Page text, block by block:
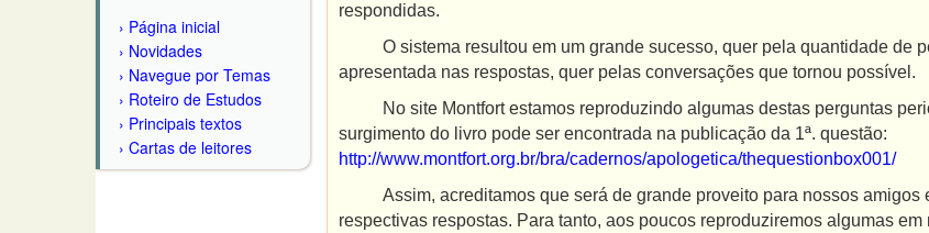
Página inicial
Novidades
Navegue por Temas
Roteiro de Estudos
Principais textos
Cartas de leitores
respondidas.
O sistema resultou em um grande sucesso, quer pela quantidade de
apresentada nas respostas, quer pelas conversações que tornou possível.
No site Montfort estamos reproduzindo algumas destas perguntas
surgimento do livro pode ser encontrada na publicação da 1ª. questão:
http://www.montfort.org.br/bra/cadernos/apologetica/thequestionbox001/
Assim, acreditamos que será de grande proveito para nossos amigos
respectivas respostas. Para tanto, aos poucos reproduziremos algumas